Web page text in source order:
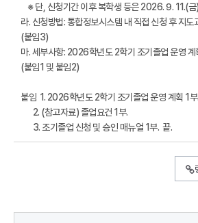
※ 단, 신청기간 이후 복학생 등은 2026. 9. 11.(
라. 신청방법: 통합정보시스템 내 직접 신청 후 지도
(붙임3)
마. 세부사항: 2026학년도 2학기 조기졸업 운영 계
(붙임1 및 붙임2)
붙임 1. 2026학년도 2학기 조기졸업 운영 계획 1부.
2. (참고자료) 졸업요건 1부.
3. 조기졸업 신청 및 승인 매뉴얼 1부. 끝.